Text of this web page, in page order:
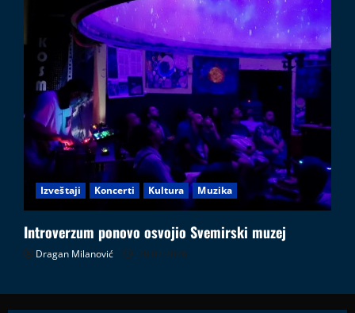
Izveštaji Koncerti Kultura Muzika
Introverzum ponovo osvojio Svemirski muzej
Dragan Milanović 28.07.2026